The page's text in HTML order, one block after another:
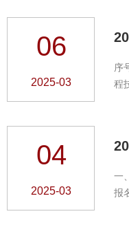
06
2025-03
序
程
04
2025-03
一
报